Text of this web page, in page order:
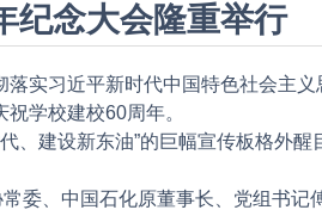
念大会隆重举行
实习近平新时代中国特色社会主义
学校建校60周年。
建设新东油”的巨幅宣传板格外醒
委、中国石化原董事长、党组书记